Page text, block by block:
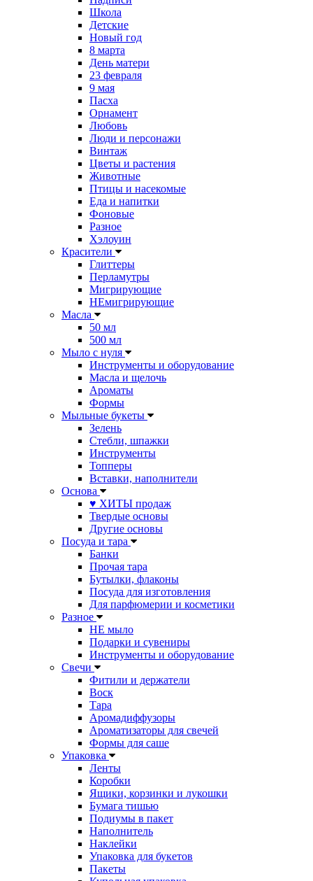
Школа
Детские
Новый год
8 марта
День матери
23 февраля
9 мая
Пасха
Орнамент
Любовь
Люди и персонажи
Винтаж
Цветы и растения
Животные
Птицы и насекомые
Еда и напитки
Фоновые
Разное
Хэлоуин
Красители
Глиттеры
Перламутры
Мигрирующие
НЕмигрирующие
Масла
50 мл
500 мл
Мыло с нуля
Инструменты и оборудование
Масла и щелочь
Ароматы
Формы
Мыльные букеты
Зелень
Стебли, шпажки
Инструменты
Топперы
Вставки, наполнители
Основа
♥ ХИТЫ продаж
Твердые основы
Другие основы
Посуда и тара
Банки
Прочая тара
Бутылки, флаконы
Посуда для изготовления
Для парфюмерии и косметики
Разное
НЕ мыло
Подарки и сувениры
Инструменты и оборудование
Свечи
Фитили и держатели
Воск
Тара
Аромадиффузоры
Ароматизаторы для свечей
Формы для саше
Упаковка
Ленты
Коробки
Ящики, корзинки и лукошки
Бумага тишью
Подиумы в пакет
Наполнитель
Наклейки
Упаковка для букетов
Пакеты